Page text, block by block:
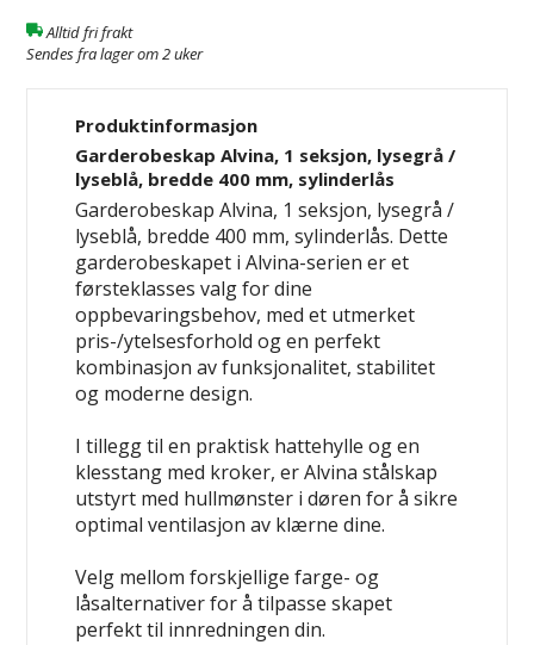
Alltid fri frakt
Sendes fra lager om 2 uker
Produktinformasjon
Garderobeskap Alvina, 1 seksjon, lysegrå /
lyseblå, bredde 400 mm, sylinderlås
Garderobeskap Alvina, 1 seksjon, lysegrå /
lyseblå, bredde 400 mm, sylinderlås. Dette
garderobeskapet i Alvina-serien er et
førsteklasses valg for dine
oppbevaringsbehov, med et utmerket
pris-/ytelsesforhold og en perfekt
kombinasjon av funksjonalitet, stabilitet
og moderne design.
I tillegg til en praktisk hattehylle og en
klesstang med kroker, er Alvina stålskap
utstyrt med hullmønster i døren for å sikre
optimal ventilasjon av klærne dine.
Velg mellom forskjellige farge- og
låsalternativer for å tilpasse skapet
perfekt til innredningen din.